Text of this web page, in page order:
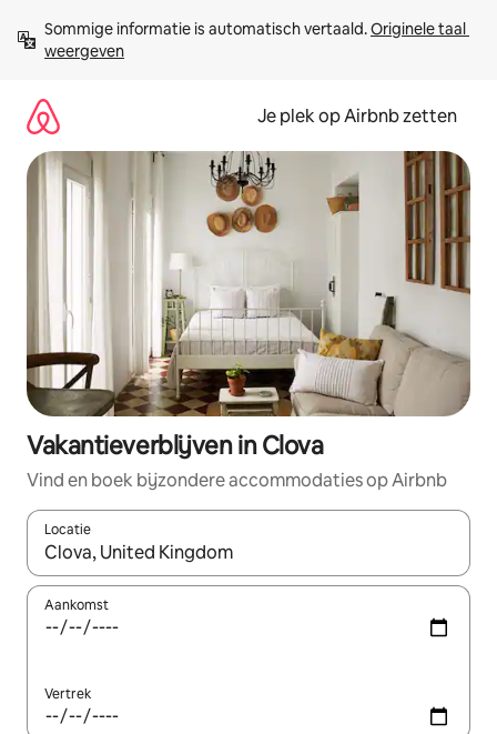
direct
naar
Sommige informatie is automatisch vertaald. Originele taal
weergeven
Je plek op Airbnb zetten
Vakantieverblijven in Clova
Vind en boek bijzondere accommodaties op Airbnb
Locatie
Wanneer er resultaten beschikbaar zijn, maak je een keuze
Aankomst
Vertrek